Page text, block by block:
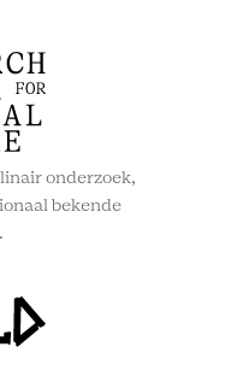
onderzoek,
bekende